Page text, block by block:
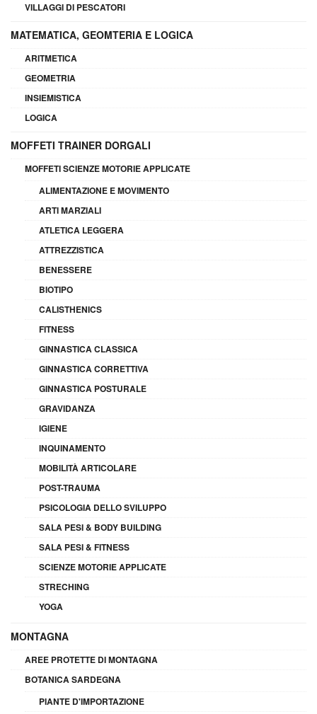
VILLAGGI DI PESCATORI
MATEMATICA, GEOMTERIA E LOGICA
ARITMETICA
GEOMETRIA
INSIEMISTICA
LOGICA
MOFFETI TRAINER DORGALI
MOFFETI SCIENZE MOTORIE APPLICATE
ALIMENTAZIONE E MOVIMENTO
ARTI MARZIALI
ATLETICA LEGGERA
ATTREZZISTICA
BENESSERE
BIOTIPO
CALISTHENICS
FITNESS
GINNASTICA CLASSICA
GINNASTICA CORRETTIVA
GINNASTICA POSTURALE
GRAVIDANZA
IGIENE
INQUINAMENTO
MOBILITÀ ARTICOLARE
POST-TRAUMA
PSICOLOGIA DELLO SVILUPPO
SALA PESI & BODY BUILDING
SALA PESI & FITNESS
SCIENZE MOTORIE APPLICATE
STRECHING
YOGA
MONTAGNA
AREE PROTETTE DI MONTAGNA
BOTANICA SARDEGNA
PIANTE D'IMPORTAZIONE